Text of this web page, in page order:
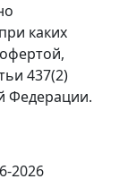
каких
437(2)
Федерации.
2026